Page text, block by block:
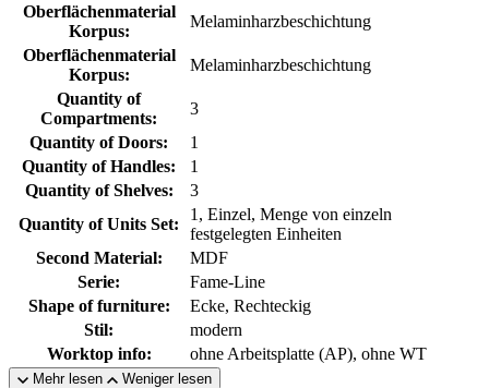
Oberflächenmaterial
Korpus:
Melaminharzbeschichtung
Oberflächenmaterial
Korpus:
Melaminharzbeschichtung
Quantity of
Compartments:
3
Quantity of Doors:
1
Quantity of Handles:
1
Quantity of Shelves:
3
Quantity of Units Set:
1, Einzel, Menge von einzeln
festgelegten Einheiten
Second Material:
MDF
Serie:
Fame-Line
Shape of furniture:
Ecke, Rechteckig
Stil:
modern
Worktop info:
ohne Arbeitsplatte (AP), ohne WT
Mehr lesen Weniger lesen